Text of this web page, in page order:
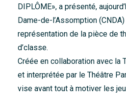
DIPLÔME», a présenté,
Dame-de-l’Assomption
représentation de la pièce de
d’classe.
Créée en collaboration avec la
et interprétée par le Théâtre
vise avant tout à motiver les